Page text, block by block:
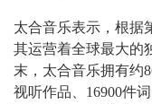
太合音乐表示，根据
其运营着全球最大的
末，太合音乐拥有约
视听作品、16900件